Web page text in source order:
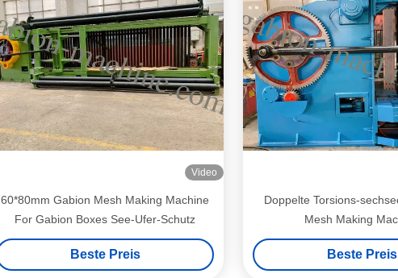
Video
60*80mm Gabion Mesh Making Machine
For Gabion Boxes See-Ufer-Schutz
Beste Preis
Doppelte Torsions-
Mesh Making
Beste Preis